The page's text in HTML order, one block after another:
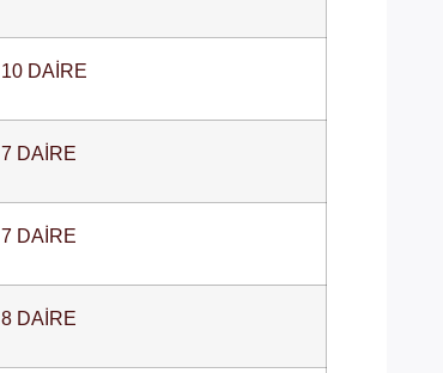
10 DAİRE
7 DAİRE
7 DAİRE
8 DAİRE